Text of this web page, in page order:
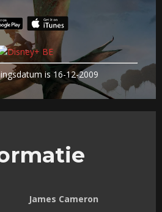
is 16-12-2009
James Cameron